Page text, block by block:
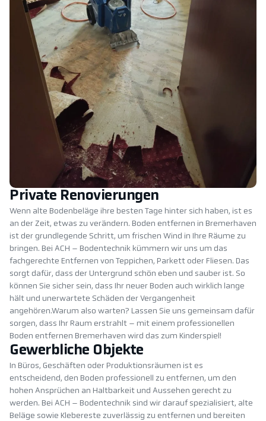
Private Renovierungen
Wenn alte Bodenbeläge ihre besten Tage hinter sich haben, ist es
an der Zeit, etwas zu verändern. Boden entfernen in Bremerhaven
ist der grundlegende Schritt, um frischen Wind in Ihre Räume zu
bringen. Bei ACH – Bodentechnik kümmern wir uns um das
fachgerechte Entfernen von Teppichen, Parkett oder Fliesen. Das
sorgt dafür, dass der Untergrund schön eben und sauber ist. So
können Sie sicher sein, dass Ihr neuer Boden auch wirklich lange
hält und unerwartete Schäden der Vergangenheit
angehören.Warum also warten? Lassen Sie uns gemeinsam dafür
sorgen, dass Ihr Raum erstrahlt – mit einem professionellen
Boden entfernen Bremerhaven wird das zum Kinderspiel!
Gewerbliche Objekte
In Büros, Geschäften oder Produktionsräumen ist es
entscheidend, den Boden professionell zu entfernen, um den
hohen Ansprüchen an Haltbarkeit und Aussehen gerecht zu
werden. Bei ACH – Bodentechnik sind wir darauf spezialisiert, alte
Beläge sowie Klebereste zuverlässig zu entfernen und bereiten